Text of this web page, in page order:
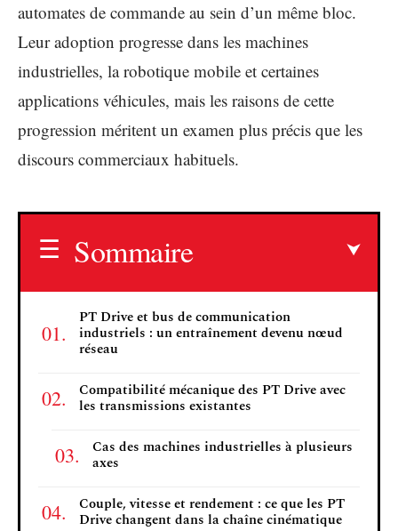
automates de commande au sein d’un même bloc.
Leur adoption progresse dans les machines
industrielles, la robotique mobile et certaines
applications véhicules, mais les raisons de cette
progression méritent un examen plus précis que les
discours commerciaux habituels.
Sommaire
PT Drive et bus de communication
industriels : un entraînement devenu nœud
réseau
Compatibilité mécanique des PT Drive avec
les transmissions existantes
Cas des machines industrielles à plusieurs
axes
Couple, vitesse et rendement : ce que les PT
Drive changent dans la chaîne cinématique